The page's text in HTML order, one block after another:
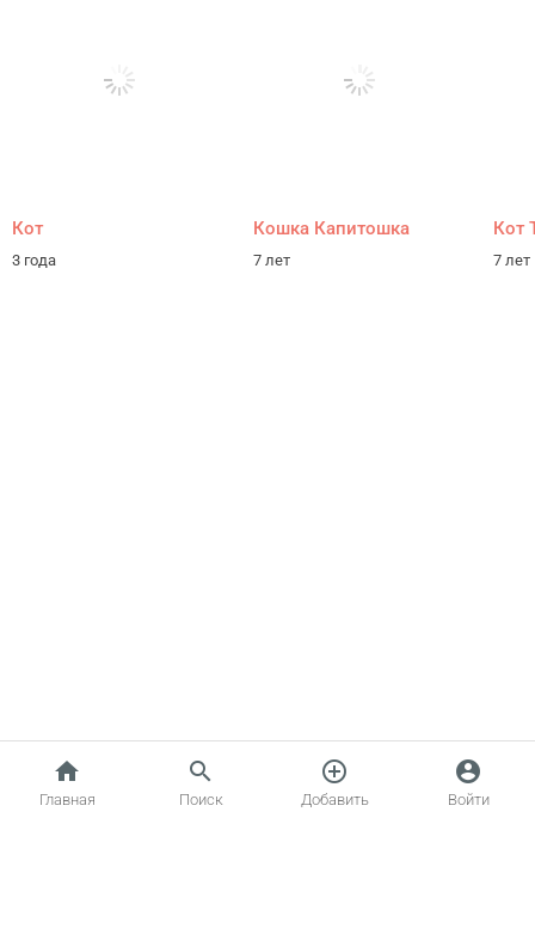
Кот
3 года
Кошка Капитошка
7 лет
Кот
7 лет
home
Главная
search
Поиск
add_circle_outline
Добавить
account_circle
Войти